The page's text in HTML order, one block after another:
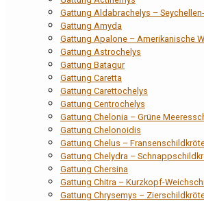
Gattung Aldabrachelys –
Gattung Amyda
Gattung Apalone – Amerikanische
Gattung Astrochelys
Gattung Batagur
Gattung Caretta
Gattung Carettochelys
Gattung Centrochelys
Gattung Chelonia – Grüne
Gattung Chelonoidis
Gattung Chelus –
Gattung Chelydra –
Gattung Chersina
Gattung Chitra – Kurzkopf-
Gattung Chrysemys –